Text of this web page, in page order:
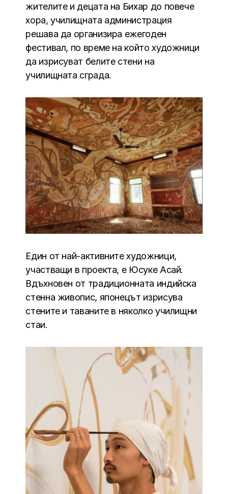
жителите и децата на Бихар до повече
хора, училищната администрация
решава да организира ежегоден
фестивал, по време на който художници
да изрисуват белите стени на
училищната сграда.
Един от най-активните художници,
участващи в проекта, е Юсуке Асай.
Вдъхновен от традиционната индийска
стенна живопис, японецът изрисува
стените и таваните в няколко училищни
стаи.